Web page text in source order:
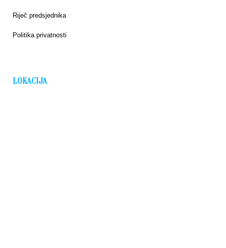
Riječ predsjednika
Politika privatnosti
LOKACIJA